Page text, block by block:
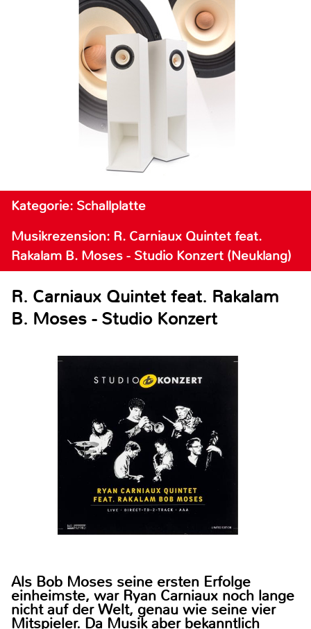
Kategorie: Schallplatte
Musikrezension: R. Carniaux Quintet feat.
Rakalam B. Moses - Studio Konzert (Neuklang)
R. Carniaux Quintet feat. Rakalam
B. Moses - Studio Konzert
Als Bob Moses seine ersten Erfolge
einheimste, war Ryan Carniaux noch lange
nicht auf der Welt, genau wie seine vier
Mitspieler. Da Musik aber bekanntlich